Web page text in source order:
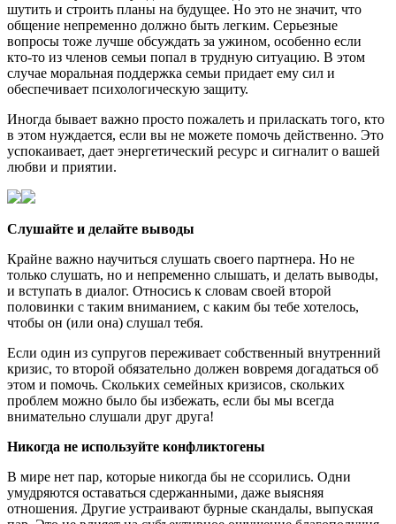
шутить и строить планы на будущее. Но это не значит, что
общение непременно должно быть легким. Серьезные
вопросы тоже лучше обсуждать за ужином, особенно если
кто-то из членов семьи попал в трудную ситуацию. В этом
случае моральная поддержка семьи придает ему сил и
обеспечивает психологическую защиту.
Иногда бывает важно просто пожалеть и приласкать того, кто
в этом нуждается, если вы не можете помочь действенно. Это
успокаивает, дает энергетический ресурс и сигналит о вашей
любви и приятии.
Слушайте и делайте выводы
Крайне важно научиться слушать своего партнера. Но не
только слушать, но и непременно слышать, и делать выводы,
и вступать в диалог. Относись к словам своей второй
половинки с таким вниманием, с каким бы тебе хотелось,
чтобы он (или она) слушал тебя.
Если один из супругов переживает собственный внутренний
кризис, то второй обязательно должен вовремя догадаться об
этом и помочь. Скольких семейных кризисов, скольких
проблем можно было бы избежать, если бы мы всегда
внимательно слушали друг друга!
Никогда не используйте конфликтогены
В мире нет пар, которые никогда бы не ссорились. Одни
умудряются оставаться сдержанными, даже выясняя
отношения. Другие устраивают бурные скандалы, выпуская